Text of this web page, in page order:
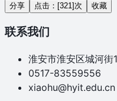
分享 点击：[321 ]次 收藏
联系我们
淮安市淮安区城河街
0517-83559556
xiaohu@hyit.edu.cn